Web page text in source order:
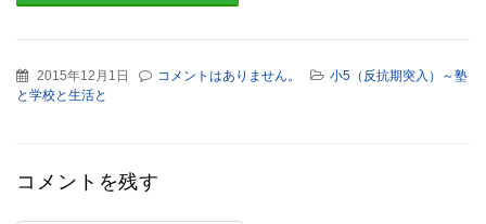
2015年12月1日 コメントはありません。
小5（反抗期突入）～塾
と学校と生活と
コメントを残す